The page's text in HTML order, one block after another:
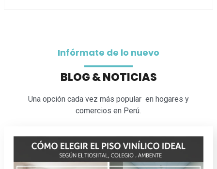
Infórmate de lo nuevo
BLOG & NOTICIAS
Una opción cada vez más popular en hogares y
comercios en Perú.